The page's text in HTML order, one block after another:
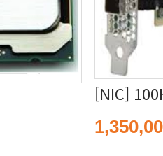
[NIC]